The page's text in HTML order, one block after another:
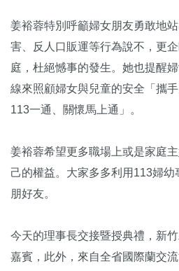
姜裕蓉特別呼籲婦女朋友勇敢地
害、反人口販運等行為說不，更
庭，杜絕憾事的發生。她也提醒
線來照顧婦女與兒童的安全「攜
113一通、關懷馬上通」。
姜裕蓉希望更多職場上或是家庭
己的權益。大家多多利用113婦
朋好友。
今天的理事長交接暨授典禮，新
嘉賓，此外，來自全省國際蘭交